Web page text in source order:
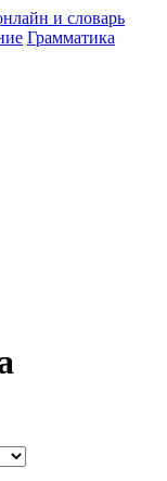
Грамматика